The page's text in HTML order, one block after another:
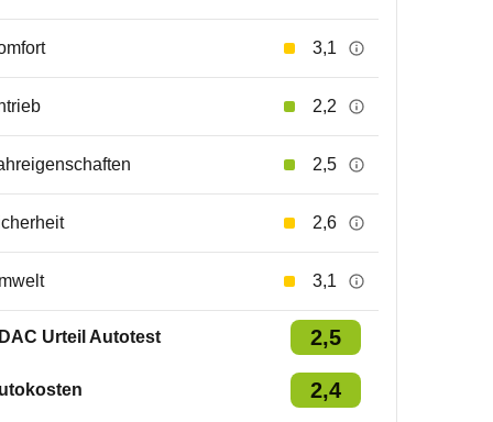
3,1
2,2
2,5
2,6
3,1
Urteil Autotest 2,5
2,4